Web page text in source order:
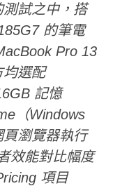
試之中，搭
的筆電
Pro 13
均選配
記憶
（Windows
瀏覽器執行
效能對比幅度
項目